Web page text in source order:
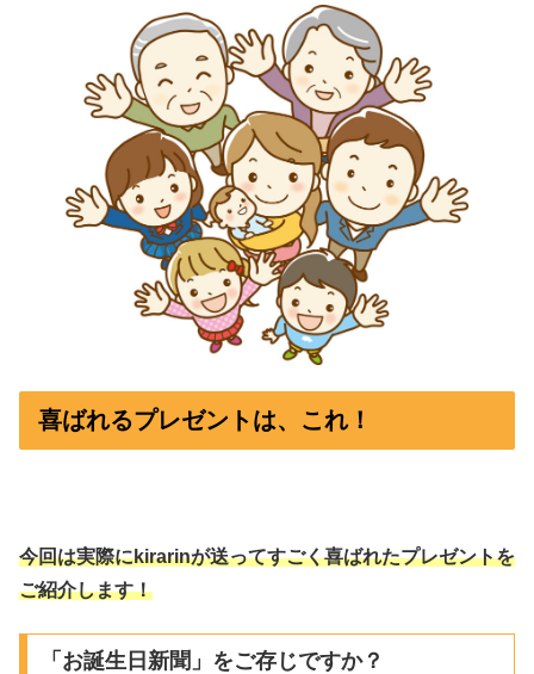
喜ばれるプレゼントは、これ！
今回は実際にkirarinが送ってすごく喜ばれたプレゼントを
ご紹介します！
「お誕生日新聞」をご存じですか？